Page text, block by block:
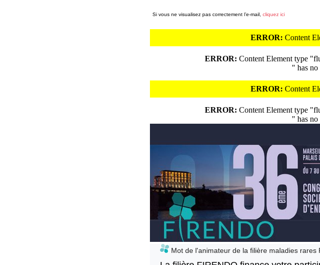
Si vous ne visualisez pas correctement l’e-mail, cliquez ici
ERROR: Content
ERROR: Content Element type
" has
ERROR: Content
ERROR: Content Element type
" has
Mot de l'animateur de la filière maladies rares